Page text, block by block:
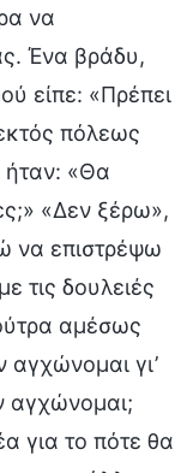
να
Ένα βράδυ,
είπε: «Πρέπει
πόλεως
ήταν: «Θα
«Δεν ξέρω»,
να επιστρέψω
τις δουλειές
αμέσως
γι’
αγχώνομαι;
για το πότε θα